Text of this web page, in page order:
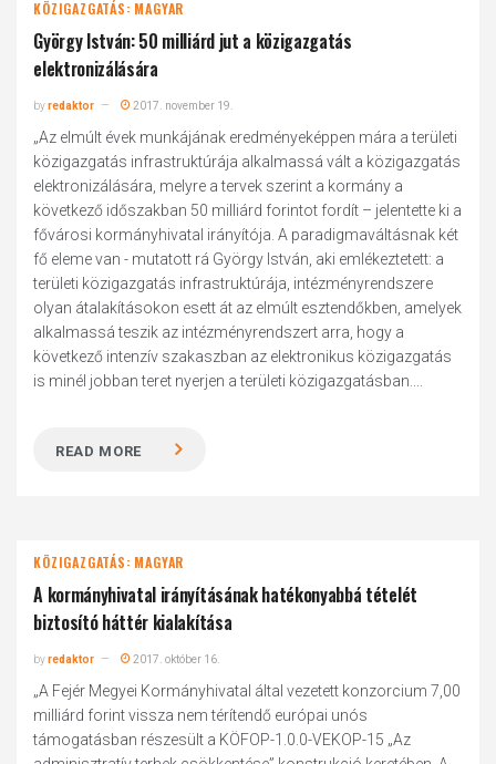
KÖZIGAZGATÁS: MAGYAR
György István: 50 milliárd jut a közigazgatás
elektronizálására
byredaktor 2017. november 19.
„Az elmúlt évek munkájának eredményeképpen mára a területi
közigazgatás infrastruktúrája alkalmassá vált a közigazgatás
elektronizálására, melyre a tervek szerint a kormány a
következő időszakban 50 milliárd forintot fordít – jelentette ki a
fővárosi kormányhivatal irányítója. A paradigmaváltásnak két
fő eleme van - mutatott rá György István, aki emlékeztetett: a
területi közigazgatás infrastruktúrája, intézményrendszere
olyan átalakításokon esett át az elmúlt esztendőkben, amelyek
alkalmassá teszik az intézményrendszert arra, hogy a
következő intenzív szakaszban az elektronikus közigazgatás
is minél jobban teret nyerjen a területi közigazgatásban....
READ MORE
KÖZIGAZGATÁS: MAGYAR
A kormányhivatal irányításának hatékonyabbá tételét
biztosító háttér kialakítása
byredaktor 2017. október 16.
„A Fejér Megyei Kormányhivatal által vezetett konzorcium 7,00
milliárd forint vissza nem térítendő európai unós
támogatásban részesült a KÖFOP-1.0.0-VEKOP-15 „Az